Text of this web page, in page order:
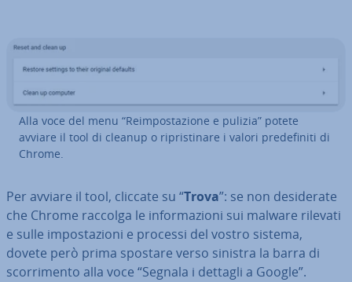
Alla voce del menu “Reim­po­sta­zio­ne e pulizia” potete
avviare il tool di cleanup o ri­pri­sti­na­re i valori pre­de­fi­ni­ti di
Chrome.
Per avviare il tool, cliccate su “Trova”: se non de­si­de­ra­te
che Chrome raccolga le in­for­ma­zio­ni sui malware rilevati
e sulle im­po­sta­zio­ni e processi del vostro sistema,
dovete però prima spostare verso sinistra la barra di
scor­ri­men­to alla voce “Segnala i dettagli a Google”.